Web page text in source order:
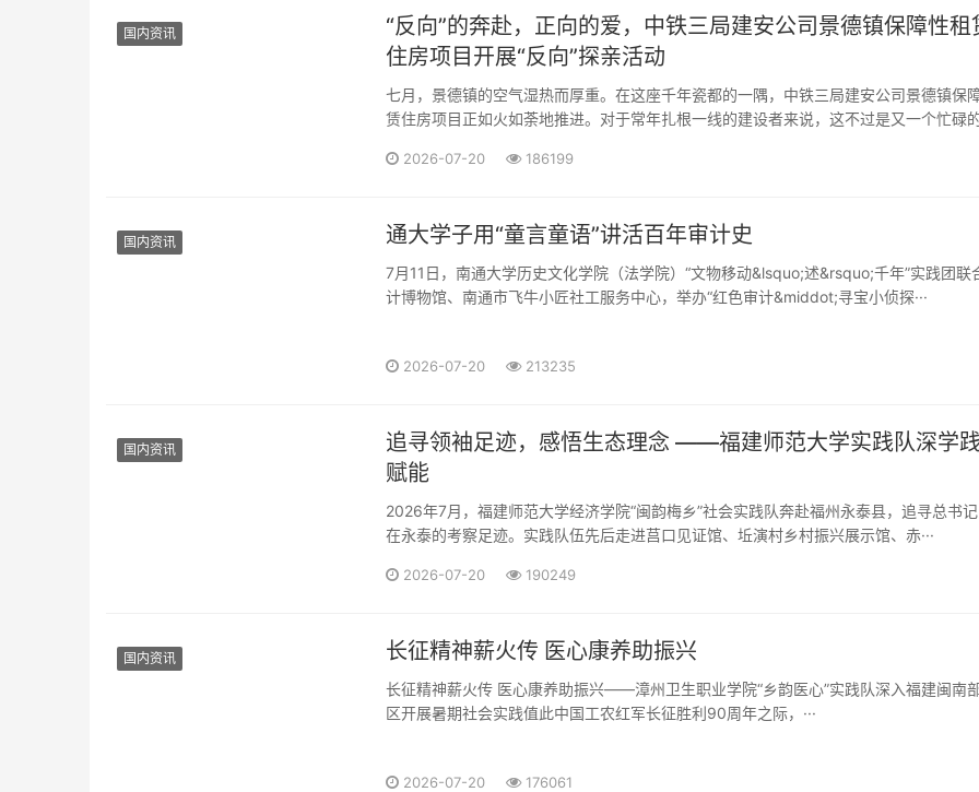
国内资讯
“反向”的奔赴，正向的爱，中铁三局建安公司景德镇保障性租
住房项目开展“反向”探亲活动
七月，景德镇的空气湿热而厚重。在这座千年瓷都的一隅，中铁三局建安公司景德镇保
赁住房项目正如火如荼地推进。对于常年扎根一线的建设者来说，这不过是又一个忙碌
2026-07-20 186199
国内资讯 通大学子用“童言童语”讲活百年审计史
7月11日，南通大学历史文化学院（法学院）“文物移动&lsquo;述&rsquo;千年”实践团联
计博物馆、南通市飞牛小匠社工服务中心，举办“红色审计&middot;寻宝小侦探···
2026-07-20 213235
国内资讯
追寻领袖足迹，感悟生态理念 ——福建师范大学实践队深学
赋能
2026年7月，福建师范大学经济学院“闽韵梅乡”社会实践队奔赴福州永泰县，追寻总书
在永泰的考察足迹。实践队伍先后走进莒口见证馆、坵演村乡村振兴展示馆、赤···
2026-07-20 190249
国内资讯 长征精神薪火传 医心康养助振兴
长征精神薪火传 医心康养助振兴——漳州卫生职业学院“乡韵医心”实践队深入福建闽南部分地
区开展暑期社会实践值此中国工农红军长征胜利90周年之际，···
2026-07-20 176061